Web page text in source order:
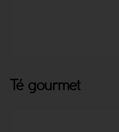
Té gourmet